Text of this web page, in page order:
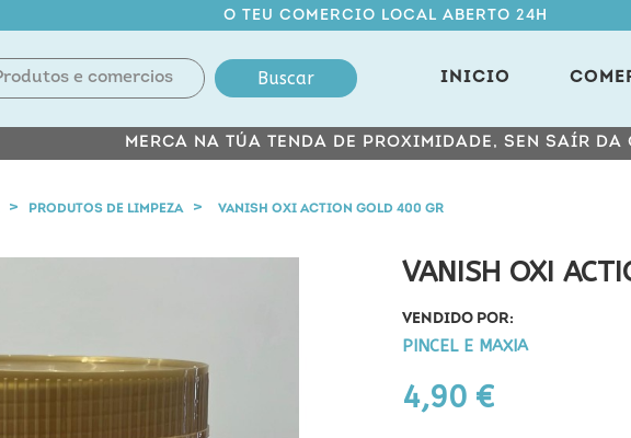
O TEU COMERCIO LOCAL ABERTO 24H
Buscar INICIO
MERCA NA TÚA TENDA DE PROXIMIDADE, SEN SAÍR DA
PRODUTOS DE LIMPEZA VANISH OXI ACTION GOLD 400 GR
VANISH OXI
VENDIDO POR:
PINCEL E MAXIA
4,90 €